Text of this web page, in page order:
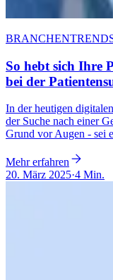
So hebt sich Ihre
bei der
In der heutigen
der Suche nach einer
Grund vor Augen - sei
Mehr erfahren
20. März 2025·4 Min.